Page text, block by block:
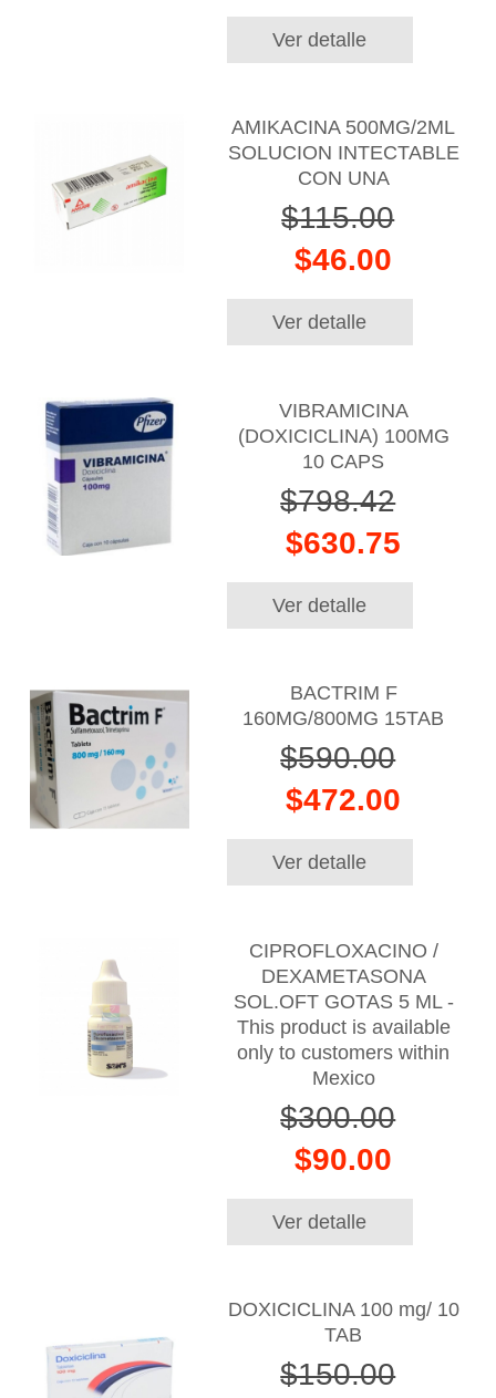
Ver detalle
AMIKACINA 500MG/2ML
SOLUCION INTECTABLE
CON UNA
$115.00
$46.00
Ver detalle
VIBRAMICINA
(DOXICICLINA) 100MG
10 CAPS
$798.42
$630.75
Ver detalle
BACTRIM F
160MG/800MG 15TAB
$590.00
$472.00
Ver detalle
CIPROFLOXACINO /
DEXAMETASONA
SOL.OFT GOTAS 5 ML -
This product is available
only to customers within
Mexico
$300.00
$90.00
Ver detalle
DOXICICLINA 100 mg/ 10
TAB
$150.00